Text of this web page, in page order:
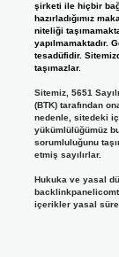
şirketi ile hiçbir
hazırladığımız
niteliği
yapılmamaktadır.
tesadüfidir.
taşımazlar.
Sitemiz, 5651
(BTK) tarafından
nedenle, sitedeki
yükümlülüğümüz
sorumluluğunu
etmiş sayılırlar.
Hukuka ve yasal
içerikler yasal süre